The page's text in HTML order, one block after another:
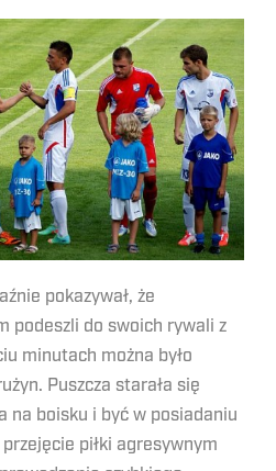
pokazywał, że
podeszli do swoich rywali z
minutach można było
Puszcza starała się
na boisku i być w posiadaniu
piłki agresywnym